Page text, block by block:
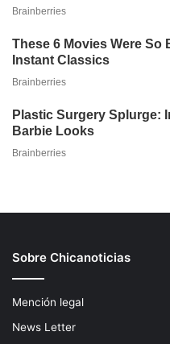
Sobre Chicanoticias
Mención legal
News Letter